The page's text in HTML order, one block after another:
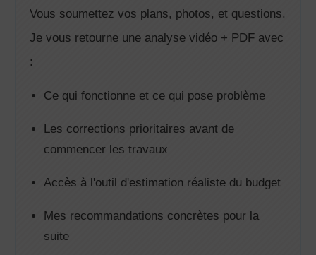
Vous soumettez vos plans, photos, et questions.
Je vous retourne une analyse vidéo + PDF avec
:
Ce qui fonctionne et ce qui pose problème
Les corrections prioritaires avant de
commencer les travaux
Accès à l'outil d'estimation réaliste du budget
Mes recommandations concrètes pour la
suite